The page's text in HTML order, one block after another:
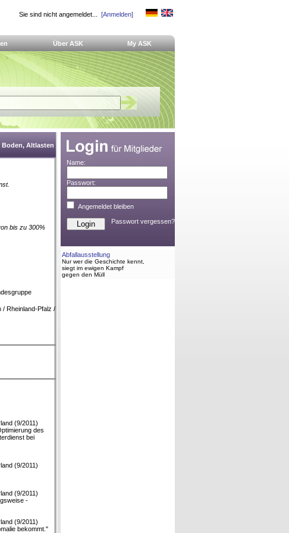
Sie sind nicht angemeldet... [Anmelden]
Über ASK My ASK
Boden, Altlasten
bis zu 300%
/ Rheinland-Pfalz /
(9/2011)
des
bei
(9/2011)
(9/2011)
-
(9/2011)
bekommt."
Name:
Passwort:
Angemeldet bleiben
Passwort vergessen?
Abfallausstellung
Nur wer die Geschichte kennt,
siegt im ewigen Kampf
gegen den Müll